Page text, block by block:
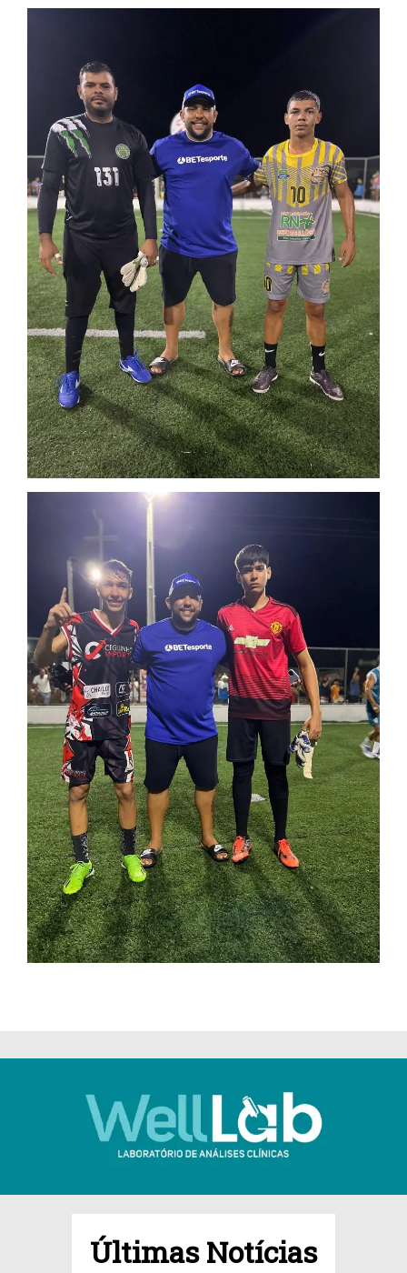
Últimas Notícias